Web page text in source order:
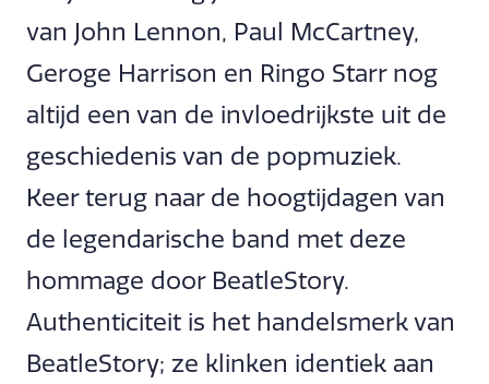
van John Lennon, Paul McCartney,
Geroge Harrison en Ringo Starr nog
altijd een van de invloedrijkste uit de
geschiedenis van de popmuziek.
Keer terug naar de hoogtijdagen van
de legendarische band met deze
hommage door BeatleStory.
Authenticiteit is het handelsmerk van
BeatleStory; ze klinken identiek aan